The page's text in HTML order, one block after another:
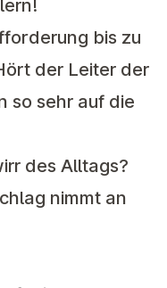
bis zu
der Leiter der
so sehr auf die
des Alltags?
nimmt an